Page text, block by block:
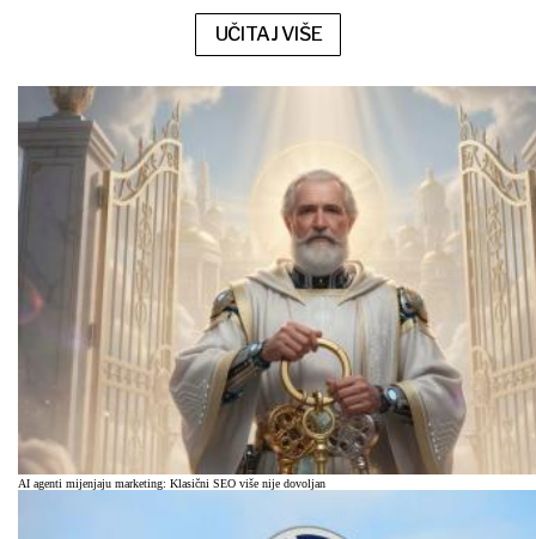
UČITAJ VIŠE
AI agenti mijenjaju marketing: Klasični SEO više nije dovoljan